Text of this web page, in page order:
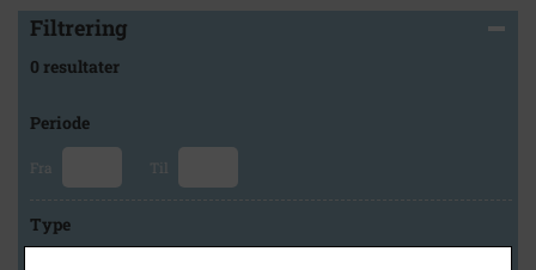
Filtrering
0 resultater
Periode
Fra Til
Type